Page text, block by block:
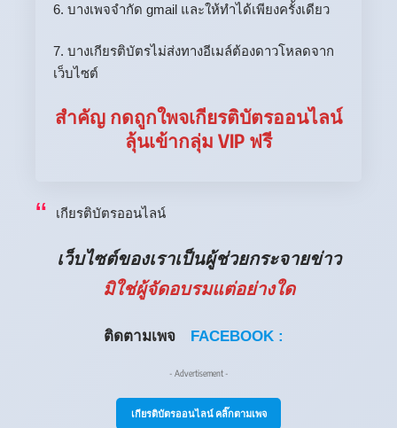
6. บางเพจจำกัด gmail และให้ทำได้เพียงครั้งเดียว
7. บางเกียรติบัตรไม่ส่งทางอีเมล์ต้องดาวโหลดจาก
เว็บไซต์
สำคัญ กดถูกใพจเกียรติบัตรออนไลน์
ลุ้นเข้ากลุ่ม VIP ฟรี
เกียรติบัตรออนไลน์
เว็บไซต์ของเราเป็นผู้ช่วยกระจายข่าว
มิใช่ผู้จัดอบรมแต่อย่างใด
ติดตามเพจ FACEBOOK :
- Advertisement -
เกียรติบัตรออนไลน์ คลิ๊กตามเพจ